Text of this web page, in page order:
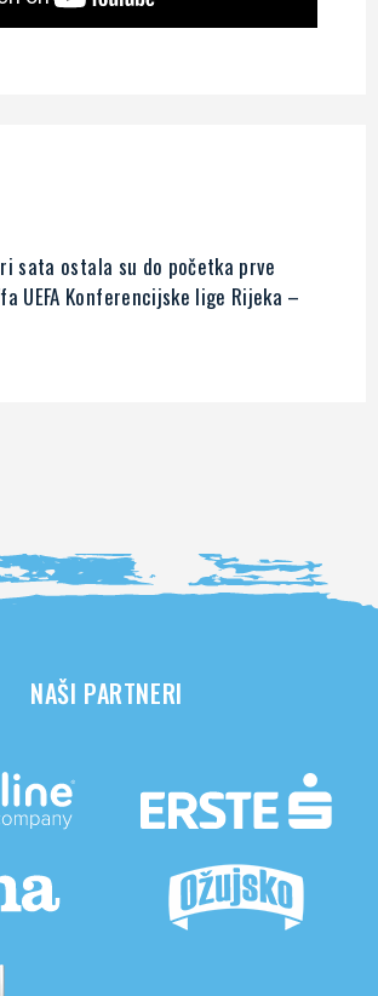
sata ostala su do početka prve
UEFA Konferencijske lige Rijeka –
NAŠI PARTNERI